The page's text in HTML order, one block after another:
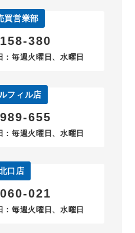
買営業部
380
毎週火曜日、水曜日
フィル店
655
毎週火曜日、水曜日
口店
021
毎週火曜日、水曜日